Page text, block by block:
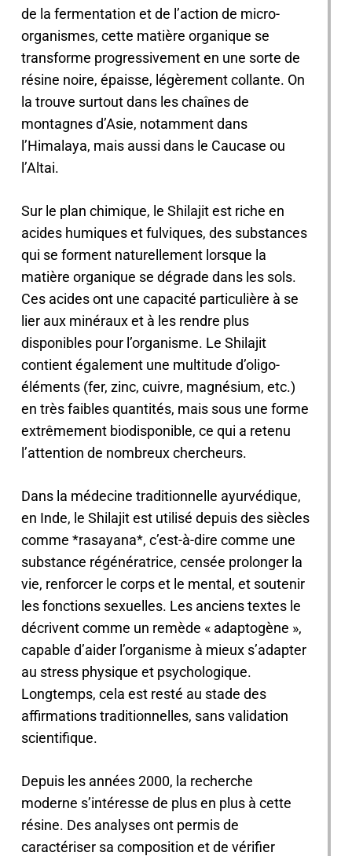
de la fermentation et de l’action de micro-
organismes, cette matière organique se
transforme progressivement en une sorte de
résine noire, épaisse, légèrement collante. On
la trouve surtout dans les chaînes de
montagnes d’Asie, notamment dans
l’Himalaya, mais aussi dans le Caucase ou
l’Altai.
Sur le plan chimique, le Shilajit est riche en
acides humiques et fulviques, des substances
qui se forment naturellement lorsque la
matière organique se dégrade dans les sols.
Ces acides ont une capacité particulière à se
lier aux minéraux et à les rendre plus
disponibles pour l’organisme. Le Shilajit
contient également une multitude d’oligo-
éléments (fer, zinc, cuivre, magnésium, etc.)
en très faibles quantités, mais sous une forme
extrêmement biodisponible, ce qui a retenu
l’attention de nombreux chercheurs.
Dans la médecine traditionnelle ayurvédique,
en Inde, le Shilajit est utilisé depuis des siècles
comme *rasayana*, c’est-à-dire comme une
substance régénératrice, censée prolonger la
vie, renforcer le corps et le mental, et soutenir
les fonctions sexuelles. Les anciens textes le
décrivent comme un remède « adaptogène »,
capable d’aider l’organisme à mieux s’adapter
au stress physique et psychologique.
Longtemps, cela est resté au stade des
affirmations traditionnelles, sans validation
scientifique.
Depuis les années 2000, la recherche
moderne s’intéresse de plus en plus à cette
résine. Des analyses ont permis de
caractériser sa composition et de vérifier